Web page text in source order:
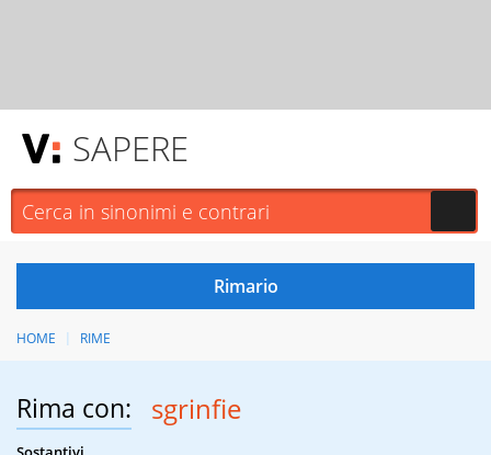
SAPERE
HOME RIME
Rima con: sgrinfie